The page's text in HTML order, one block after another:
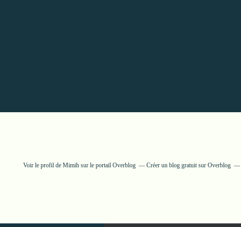
Voir le profil de Mimihsur le portail Overblog Créer un blog gratuit sur Overblog